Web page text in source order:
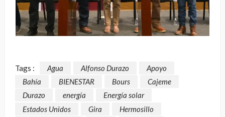
Tags : Agua Alfonso Durazo
Apoyo
Bahía
BIENESTAR Bours
Cajeme
Durazo
energía
Energía solar
Estados Unidos
Gira
Hermosillo